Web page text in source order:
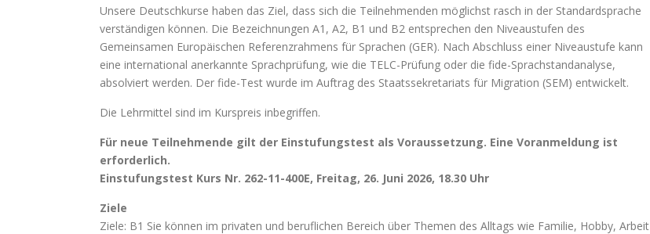
Unsere Deutschkurse haben das Ziel, dass sich die Teilnehmenden möglichst rasch in der Standardsprache
verständigen können. Die Bezeichnungen A1, A2, B1 und B2 entsprechen den Niveaustufen des
Gemeinsamen Europäischen Referenzrahmens für Sprachen (GER). Nach Abschluss einer Niveaustufe kann
eine international anerkannte Sprachprüfung, wie die TELC-Prüfung oder die fide-Sprachstandanalyse,
absolviert werden. Der fide-Test wurde im Auftrag des Staatssekretariats für Migration (SEM) entwickelt.
Die Lehrmittel sind im Kurspreis inbegriffen.
Für neue Teilnehmende gilt der Einstufungstest als Voraussetzung. Eine Voranmeldung ist
erforderlich.
Einstufungstest Kurs Nr. 262-11-400E, Freitag, 26. Juni 2026, 18.30 Uhr
Ziele
Ziele: B1 Sie können im privaten und beruflichen Bereich über Themen des Alltags wie Familie, Hobby, Arbeit